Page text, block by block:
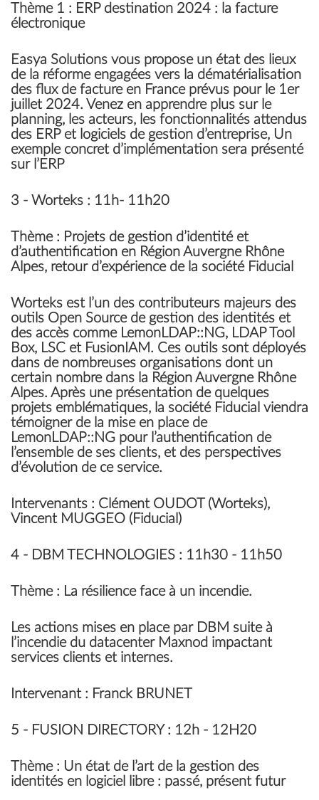
Thème1 : ERP destination 2024 : la facture
électronique
Easya Solutions vous propose un état des lieux
de la réforme engagées vers la dématérialisation
des flux de facture en France prévus pour le 1er
juillet 2024. Venez en apprendre plus sur le
planning, les acteurs, les fonctionnalités attendus
des ERP et logiciels de gestion d’entreprise, Un
exemple concret d’implémentation sera présenté
sur l’ERP
3 - Worteks : 11h- 11h20
Thème: Projets de gestion d’identité et
d’authentification en Région Auvergne Rhône
Alpes, retour d’expérience de la société Fiducial
Worteks est l’un des contributeurs majeurs des
outils Open Source de gestion des identités et
des accès comme LemonLDAP::NG, LDAP Tool
Box, LSC et FusionIAM. Ces outils sont déployés
dans de nombreuses organisations dont un
certain nombre dans la Région Auvergne Rhône
Alpes. Après une présentation de quelques
projets emblématiques, la société Fiducial viendra
témoigner de la mise en place de
LemonLDAP::NG pour l’authentification de
l’ensemble de ses clients, et des perspectives
d’évolution de ce service.
Intervenants : Clément OUDOT (Worteks),
Vincent MUGGEO (Fiducial)
4 - DBM TECHNOLOGIES : 11h30 - 11h50
Thème: La résilience face à un incendie.
Les actions mises en place par DBM suite à
l’incendie du datacenter Maxnod impactant
services clients et internes.
Intervenant: Franck BRUNET
5 - FUSION DIRECTORY: 12h - 12H20
Thème: Un état de l’art de la gestion des
identités en logiciel libre : passé, présent futur